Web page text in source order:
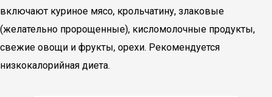
включают куриное мясо, крольчатину, злаковые
(желательно пророщенные), кисломолочные продукты,
свежие овощи и фрукты, орехи. Рекомендуется
низкокалорийная диета.